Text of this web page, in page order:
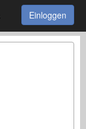
Einloggen